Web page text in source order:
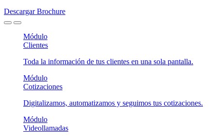
Descargar Brochure
Módulo
Clientes
Toda la información de tus clientes en una sola pantalla.
Módulo
Cotizaciones
Digitalizamos, automatizamos y seguimos tus cotizaciones.
Módulo
Videollamadas